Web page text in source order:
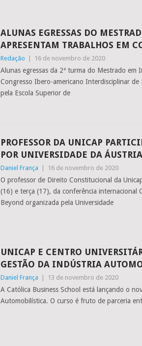
ALUNAS EGRESSAS DO
APRESENTAM TRABALHOS EM
Redação | 16 de novembro de 2020
Alunas egressas da 2ª turma do Mestrado
Congresso Ibero-americano Interdisciplinar
pela Escola Superior de
PROFESSOR DA UNICAP
POR UNIVERSIDADE DA ÁUSTRIA
Daniel França | 16 de novembro de 2020
O professor de Direito Constitucional da
(16) e terça (17), da conferência internacional
Beyond organizada pela Universidade
UNICAP E CENTRO
GESTÃO DA INDÚSTRIA
Daniel França | 13 de novembro de 2020
A Católica Business School está lançando o
Automobilística. O curso é fruto de parceria